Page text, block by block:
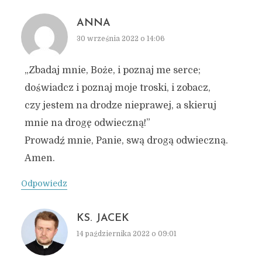
ANNA
30 września 2022 o 14:06
„Zbadaj mnie, Boże, i poznaj me serce;
doświadcz i poznaj moje troski, i zobacz,
czy jestem na drodze nieprawej, a skieruj
mnie na drogę odwieczną!”
Prowadź mnie, Panie, swą drogą odwieczną.
Amen.
Odpowiedz
KS. JACEK
14 października 2022 o 09:01